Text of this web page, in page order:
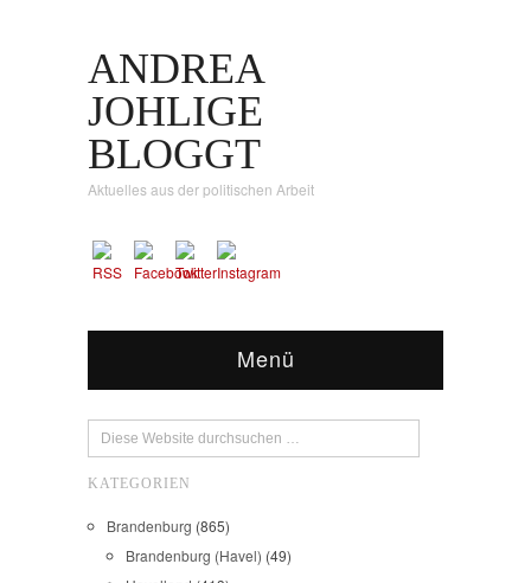
ANDREA
JOHLIGE
BLOGGT
Aktuelles aus der politischen Arbeit
Menü
KATEGORIEN
Brandenburg (865)
Brandenburg (Havel) (49)